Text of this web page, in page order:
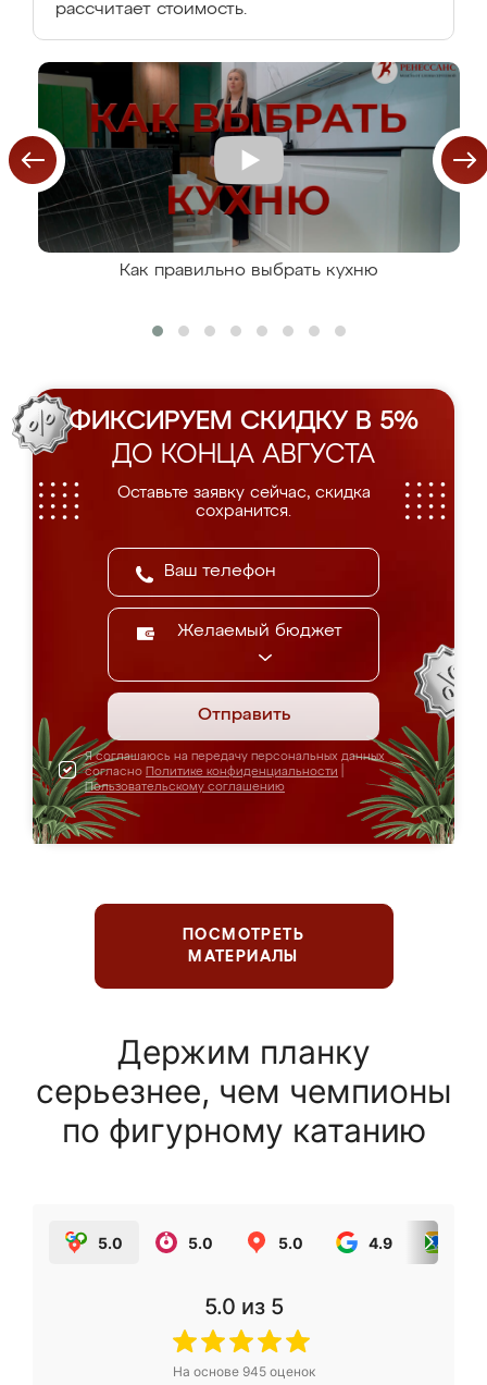
рассчитает стоимость.
Как правильно выбрать кухню
ФИКСИРУЕМ СКИДКУ В 5%
ДО КОНЦА АВГУСТА
Оставьте заявку сейчас, скидка
сохранится.
Желаемый бюджет
Отправить
Я соглашаюсь на передачу персональных данных
согласно Политике конфиденциальности
Пользовательскому соглашению
ПОСМОТРЕТЬ
МАТЕРИАЛЫ
Держим планку
серьезнее, чем чемпионы
по фигурному катанию
5.0 5.0 5.0 4.9
5.0 из 5
На основе 945оценок